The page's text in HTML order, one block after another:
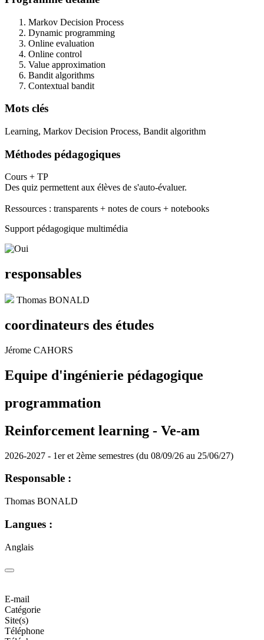
Markov Decision Process
Dynamic programming
Online evaluation
Online control
Value approximation
Bandit algorithms
Contextual bandit
Mots clés
Learning, Markov Decision Process, Bandit algorithm
Méthodes pédagogiques
Cours + TP
Des quiz permettent aux élèves de s'auto-évaluer.
Ressources : transparents + notes de cours + notebooks
Support pédagogique multimédia
responsables
Thomas BONALD
coordinateurs des études
Jérome CAHORS
Equipe d'ingénierie pédagogique
programmation
Reinforcement learning - Ve-am
2026-2027 - 1er et 2ème semestres (du 08/09/26 au 25/06/27)
Responsable :
Thomas BONALD
Langues :
Anglais
E-mail
Catégorie
Site(s)
Téléphone